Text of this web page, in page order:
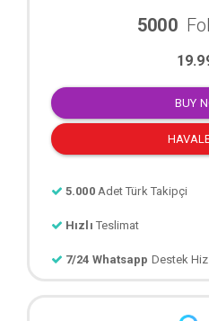
5000
BUY
5.000 Adet Türk Takipçi
Hızlı Teslimat
7/24 Whatsapp